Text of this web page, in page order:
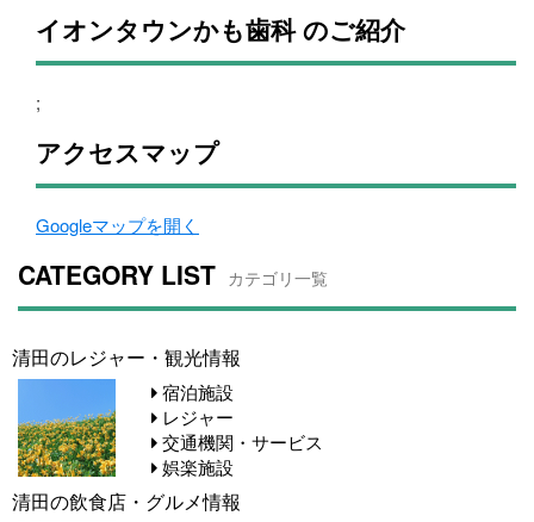
イオンタウンかも歯科 のご紹介
;
アクセスマップ
Googleマップを開く
CATEGORY LIST カテゴリ一覧
清田のレジャー・観光情報
宿泊施設
レジャー
交通機関・サービス
娯楽施設
清田の飲食店・グルメ情報